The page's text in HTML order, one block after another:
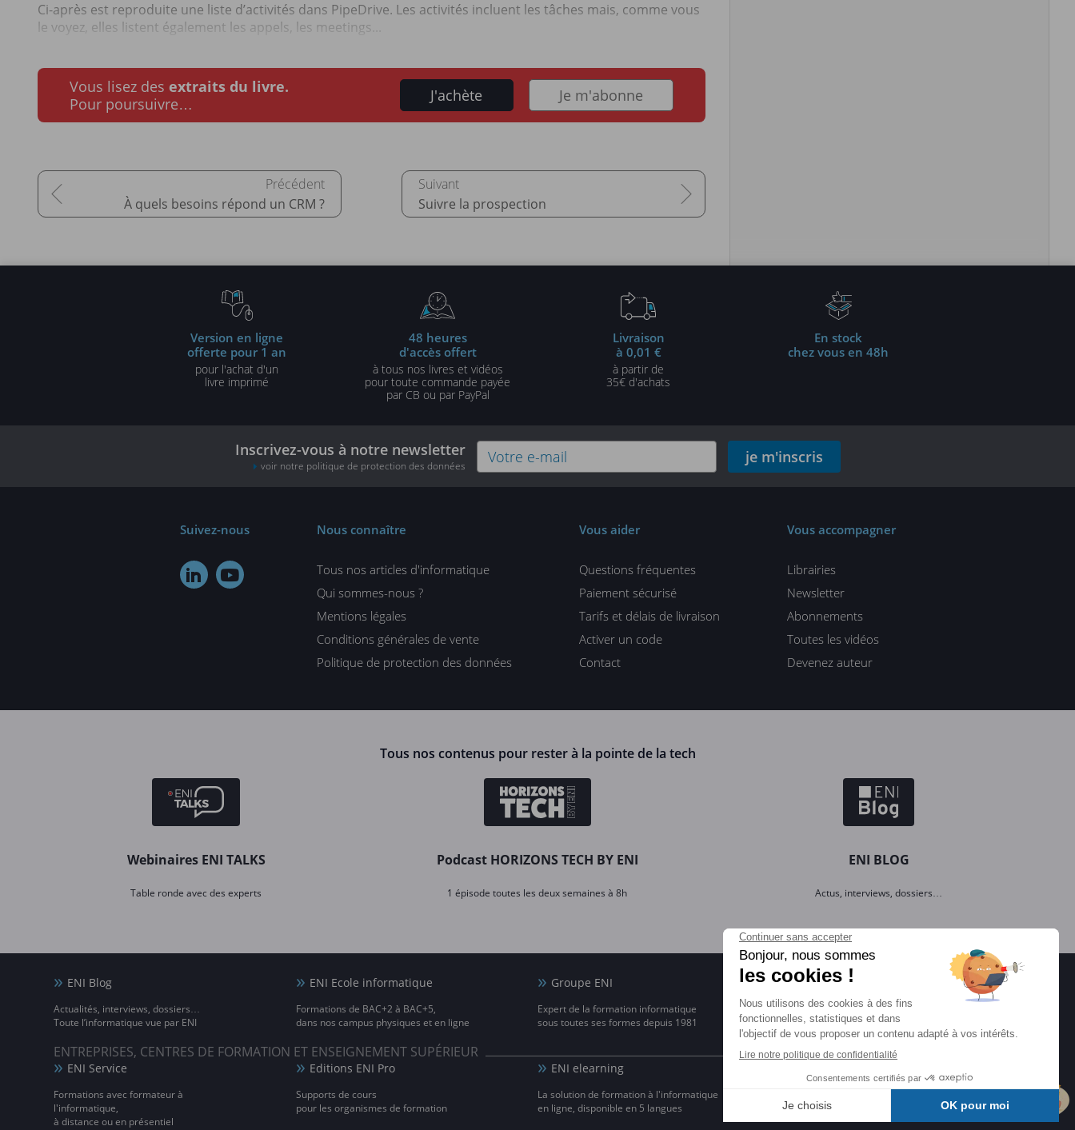
Ci-après est reproduite une liste d’activités dans PipeDrive. Les activités incluent les tâches mais, comme vous
le voyez, elles listent également les appels, les meetings...
Vous lisez des extraits du livre.
Pour poursuivre…
J'achète Je m'abonne
À quels besoins répond un CRM ? Suivre la prospection
Version en ligne
offerte pour 1 an
pour l'achat d'un
livre imprimé
48 heures
d'accès offert
à tous nos livres et vidéos
pour toute commande payée
par CB ou par PayPal
Livraison
à 0,01 €
à partir de
35€ d'achats
En stock
chez vous en 48h
Inscrivez-vous à notre newsletter
voir notre politique de protection des données je m'inscris
Suivez-nous
 
Nous connaître
Tous nos articles d'informatique
Qui sommes-nous ?
Mentions légales
Conditions générales de vente
Politique de protection des données
Vous aider
Questions fréquentes
Paiement sécurisé
Tarifs et délais de livraison
Activer un code
Contact
Vous accompagner
Librairies
Newsletter
Abonnements
Toutes les vidéos
Devenez auteur
Tous nos contenus pour rester à la pointe de la tech
Webinaires ENI TALKS
Table ronde avec des experts
Podcast HORIZONS TECH BY ENI
1 épisode toutes les deux semaines à 8h
ENI BLOG
Actus, interviews, dossiers…
ENI Blog
Actualités, interviews, dossiers…
Toute l’informatique vue par ENI
ENI Ecole informatique
Formations de BAC+2 à BAC+5,
dans nos campus physiques et en ligne
Groupe ENI
Expert de la formation informatique
sous toutes ses formes depuis 1981
ENTREPRISES, CENTRES DE FORMATION ET ENSEIGNEMENT SUPÉRIEUR
ENI Service
Formations avec formateur à
l'informatique,
à distance ou en présentiel
Editions ENI Pro
Supports de cours
pour les organismes de formation
ENI elearning
La solution de formation à l'informatique
en ligne, disponible en 5 langues
éligibles CPF et reconnues par l'État